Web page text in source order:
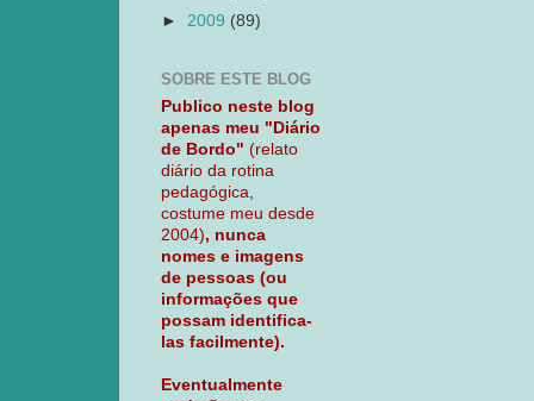
► 2009 (89)
SOBRE ESTE BLOG
Publico neste blog
apenas meu "Diário
de Bordo" (relato
diário da rotina
pedagógica,
costume meu desde
2004), nunca
nomes e imagens
de pessoas (ou
informações que
possam identifica-
las facilmente).
Eventualmente